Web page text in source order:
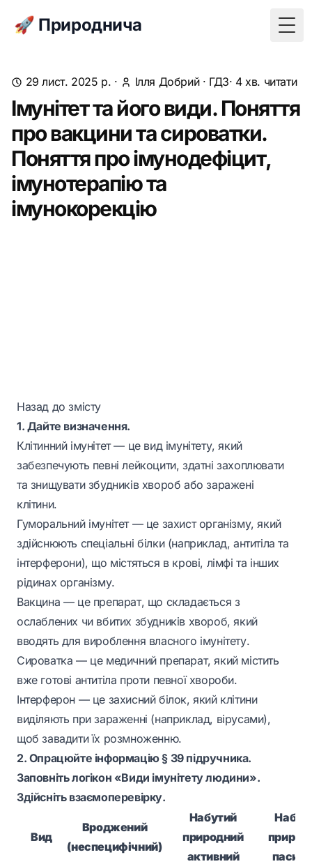
🚀 Природнича
29 лист. 2025 р. · Ілля Добрий· ГДЗ· 4 хв. читати
Імунітет та його види. Поняття
про вакцини та сироватки.
Поняття про імунодефіцит,
імунотерапію та
імунокорекцію
Назад до змісту
1. Дайте визначення.
Клітинний імунітет— це вид імунітету, який
забезпечують певні лейкоцити, здатні захоплювати
та знищувати збудників хвороб або заражені
клітини.
Гуморальний імунітет— це захист організму, який
здійснюють спеціальні білки (наприклад, антитіла та
інтерферони), що містяться в крові, лімфі та інших
рідинах організму.
Вакцина — це препарат, що складається з
ослаблених чи вбитих збудників хвороб, який
вводять для вироблення власного імунітету.
Сироватка — це медичний препарат, який містить
вже готові антитіла проти певної хвороби.
Інтерферон — це захисний білок, який клітини
виділяють при зараженні (наприклад, вірусами),
щоб завадити їх розмноженню.
2. Опрацюйте інформацію § 39 підручника.
Заповніть логікон «Види імунітету людини».
Здійсніть взаємоперевірку.
Вид
Вроджений
(неспецифічний)
Набутий
природний
активний